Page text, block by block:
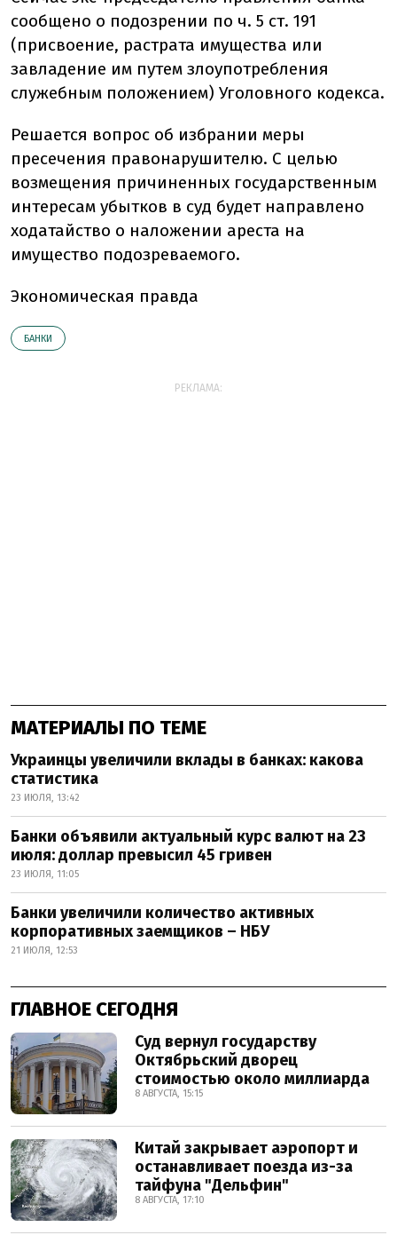
сообщено о подозрении по ч. 5 ст. 191
(присвоение, растрата имущества или
завладение им путем злоупотребления
служебным положением) Уголовного кодекса.
Решается вопрос об избрании меры
пресечения правонарушителю. С целью
возмещения причиненных государственным
интересам убытков в суд будет направлено
ходатайство о наложении ареста на
имущество подозреваемого.
Экономическая правда
БАНКИ
РЕКЛАМА:
МАТЕРИАЛЫ ПО ТЕМЕ
Украинцы увеличили вклады в банках: какова
статистика
23 ИЮЛЯ, 13:42
Банки объявили актуальный курс валют на 23
июля: доллар превысил 45 гривен
23 ИЮЛЯ, 11:05
Банки увеличили количество активных
корпоративных заемщиков – НБУ
21 ИЮЛЯ, 12:53
ГЛАВНОЕ СЕГОДНЯ
Суд вернул государству
Октябрьский дворец
стоимостью около миллиарда
8 АВГУСТА, 15:15
Китай закрывает аэропорт и
останавливает поезда из-за
тайфуна "Дельфин"
8 АВГУСТА, 17:10